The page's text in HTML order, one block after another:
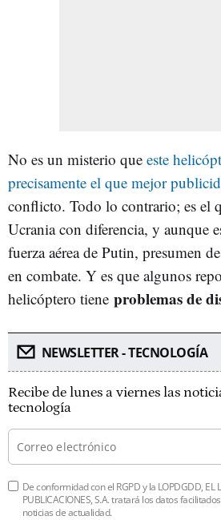
No es un misterio que este
precisamente el que mejor
conflicto. Todo lo contrario; es el
Ucrania con diferencia, y aunque
fuerza aérea de Putin, presumen
en combate. Y es que algunos
helicóptero tiene problemas de
NEWSLETTER - TECNOLOGÍA
Recibe de lunes a viernes las
tecnología
De conformidad con el RGPD y la LOPDGDD, EL
PUBLICACIONES, S.A. tratará los datos
noticias de actualidad.